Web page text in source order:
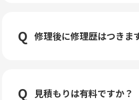
修理後に修理歴はつきま
見積もりは有料ですか？